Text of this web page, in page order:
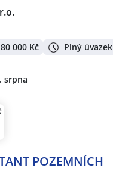
000 Kč Plný úvazek
srpna
POZEMNÍCH